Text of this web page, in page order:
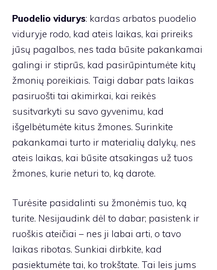
Puodelio vidurys: kardas arbatos puodelio
viduryje rodo, kad ateis laikas, kai prireiks
jūsų pagalbos, nes tada būsite pakankamai
galingi ir stiprūs, kad pasirūpintumėte kitų
žmonių poreikiais. Taigi dabar pats laikas
pasiruošti tai akimirkai, kai reikės
susitvarkyti su savo gyvenimu, kad
išgelbėtumėte kitus žmones. Surinkite
pakankamai turto ir materialių dalykų, nes
ateis laikas, kai būsite atsakingas už tuos
žmones, kurie neturi to, ką darote.
Turėsite pasidalinti su žmonėmis tuo, ką
turite. Nesijaudink dėl to dabar; pasistenk ir
ruoškis ateičiai – nes ji labai arti, o tavo
laikas ribotas. Sunkiai dirbkite, kad
pasiektumėte tai, ko trokštate. Tai leis jums